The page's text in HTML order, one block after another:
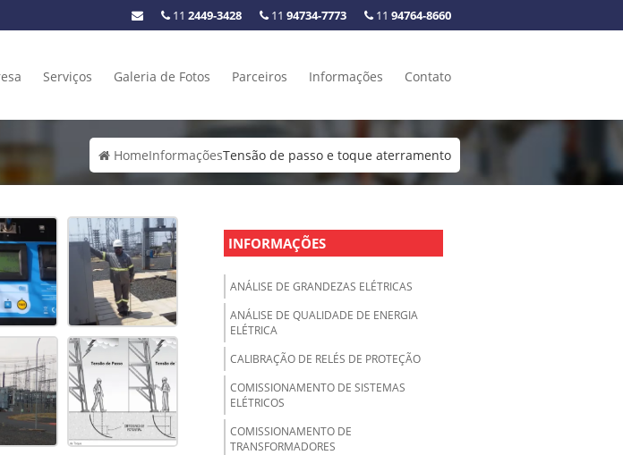
11 94764-8660
11 94734-7773
11 2449-3428
Serviços Galeria de Fotos Parceiros Informações Contato
HomeInformaçõesTensão de passo e toque aterramento
INFORMAÇÕES
ANÁLISE DE GRANDEZAS ELÉTRICAS
ANÁLISE DE QUALIDADE DE ENERGIA
ELÉTRICA
CALIBRAÇÃO DE RELÉS DE PROTEÇÃO
COMISSIONAMENTO DE SISTEMAS
ELÉTRICOS
COMISSIONAMENTO DE
TRANSFORMADORES